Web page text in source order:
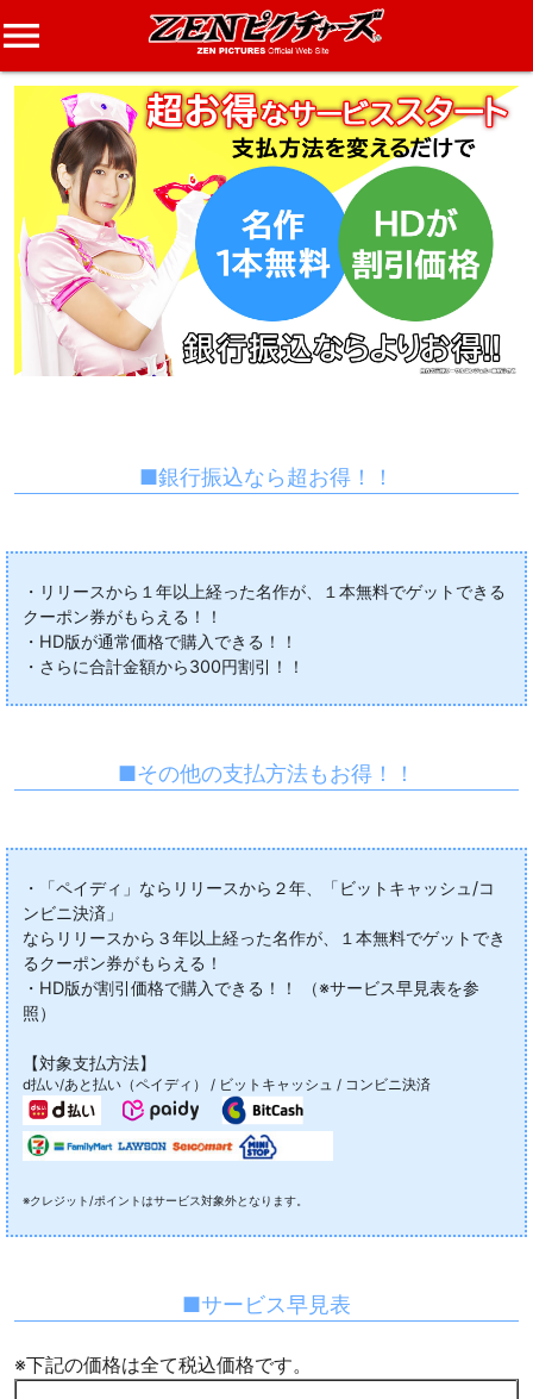
■銀行振込なら超お得！！
・リリースから１年以上経った名作が、１本無料でゲットできる
クーポン券がもらえる！！
・HD版が通常価格で購入できる！！
・さらに合計金額から300円割引！！
■その他の支払方法もお得！！
・「ペイディ」ならリリースから２年、「ビットキャッシュ/コ
ンビニ決済」
ならリリースから３年以上経った名作が、１本無料でゲットでき
るクーポン券がもらえる！
・HD版が割引価格で購入できる！！ （※サービス早見表を参
照）
【対象支払方法】
d払い/あと払い（ペイディ） / ビットキャッシュ / コンビニ決済
※クレジット/ポイントはサービス対象外となります。
■サービス早見表
※下記の価格は全て税込価格です。